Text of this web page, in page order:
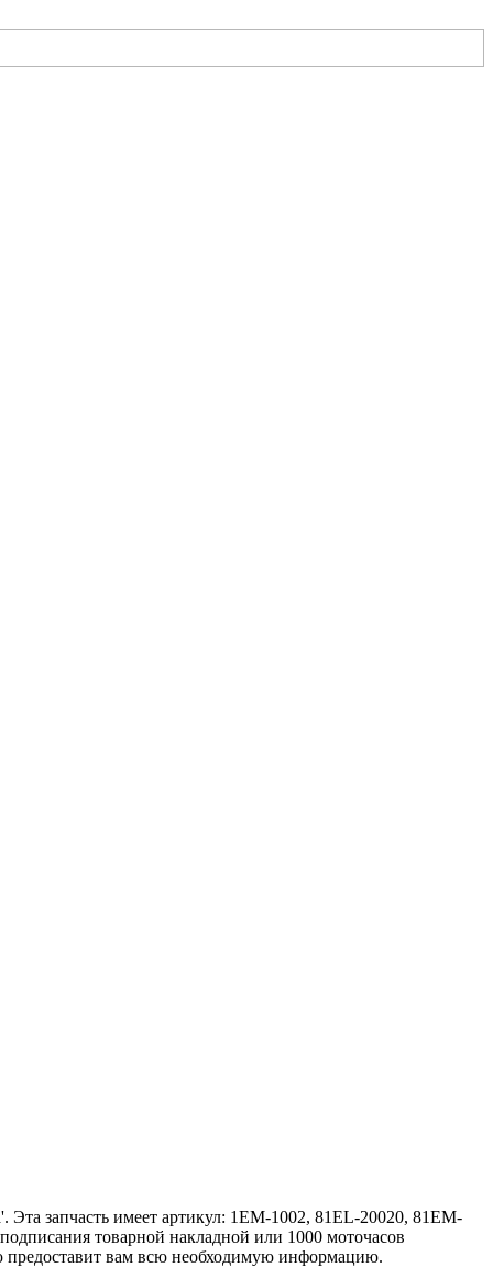
запчасть имеет артикул: 1EM-1002, 81EL-20020, 81EM-
товарной накладной или 1000 моточасов
предоставит вам всю необходимую информацию.